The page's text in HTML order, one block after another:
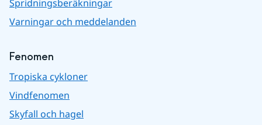
Spridningsberäkningar
Varningar och meddelanden
Fenomen
Tropiska cykloner
Vindfenomen
Skyfall och hagel